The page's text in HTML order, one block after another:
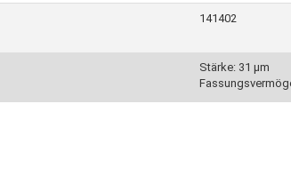
141402
Stärke: 31 µm